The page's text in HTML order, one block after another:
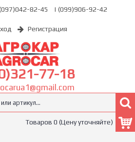
82-45 | (099)906-92-42
Регистрация
77-18
Товаров 0 (Цену уточняйте)